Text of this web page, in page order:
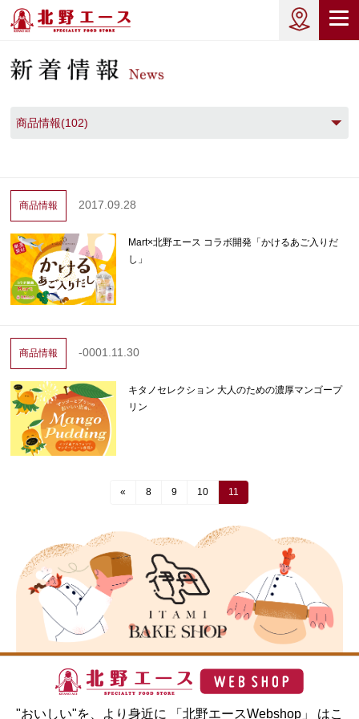
商品情報(102)
商品情報 2017.09.28
Mart×北野エース コラボ開発「かけるあご入りだ
し」
商品情報 -0001.11.30
キタノセレクション 大人のための濃厚マンゴープ
リン
« 8 9 10 11
"おいしい"を、より身近に 「北野エースWebshop」 はこ